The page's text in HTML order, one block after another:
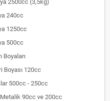
2500cc (3,5kg)
240cc
1250cc
500cc
Boyası 120cc
500cc - 250cc
90cc ve 200cc